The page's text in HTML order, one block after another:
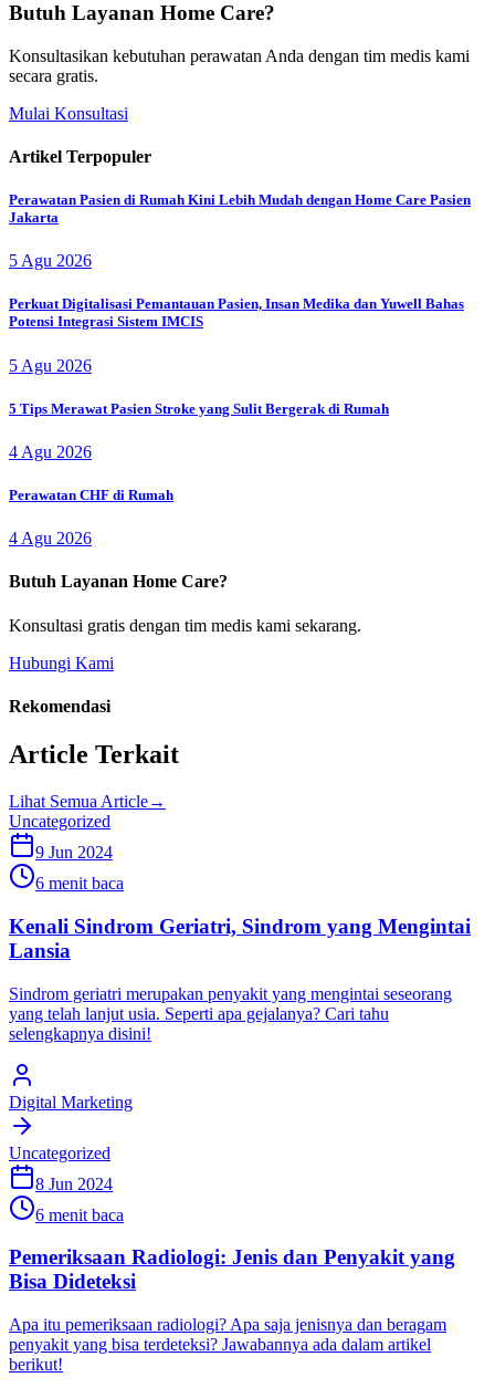
Butuh Layanan Home Care?
Konsultasikan kebutuhan perawatan Anda dengan tim medis kami
secara gratis.
Mulai Konsultasi
Artikel Terpopuler
Perawatan Pasien di Rumah Kini Lebih Mudah dengan Home Care Pasien
Jakarta
5 Agu 2026
Perkuat Digitalisasi Pemantauan Pasien, Insan Medika dan Yuwell Bahas
Potensi Integrasi Sistem IMCIS
5 Agu 2026
5 Tips Merawat Pasien Stroke yang Sulit Bergerak di Rumah
4 Agu 2026
Perawatan CHF di Rumah
4 Agu 2026
Butuh Layanan Home Care?
Konsultasi gratis dengan tim medis kami sekarang.
Hubungi Kami
Rekomendasi
Article Terkait
Lihat Semua Article→
Uncategorized
9 Jun 2024
6 menit baca
Kenali Sindrom Geriatri, Sindrom yang Mengintai
Lansia
Sindrom geriatri merupakan penyakit yang mengintai seseorang
yang telah lanjut usia. Seperti apa gejalanya? Cari tahu
selengkapnya disini!
Digital Marketing
Uncategorized
8 Jun 2024
6 menit baca
Pemeriksaan Radiologi: Jenis dan Penyakit yang
Bisa Dideteksi
Apa itu pemeriksaan radiologi? Apa saja jenisnya dan beragam
penyakit yang bisa terdeteksi? Jawabannya ada dalam artikel
berikut!